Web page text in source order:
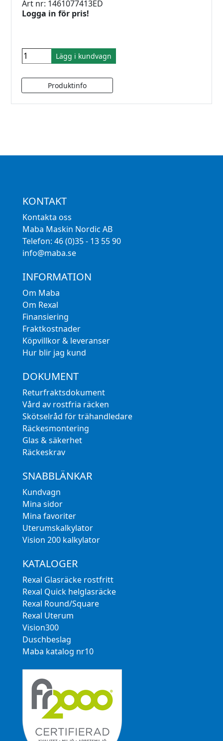
Art nr: 1461077413ED
Logga in för pris!
Lägg i kundvagn
KONTAKT
Kontakta oss
Maba Maskin Nordic AB
Telefon: 46 (0)35 - 13 55 90
info@maba.se
INFORMATION
Om Maba
Om Rexal
Finansiering
Fraktkostnader
Köpvillkor & leveranser
Hur blir jag kund
DOKUMENT
Returfraktsdokument
Vård av rostfria räcken
Skötselråd för trähandledare
Räckesmontering
Glas & säkerhet
Räckeskrav
SNABBLÄNKAR
Kundvagn
Mina sidor
Mina favoriter
Uterumskalkylator
Vision 200 kalkylator
KATALOGER
Rexal Glasräcke rostfritt
Rexal Quick helglasräcke
Rexal Round/Square
Rexal Uterum
Vision300
Duschbeslag
Maba katalog nr10